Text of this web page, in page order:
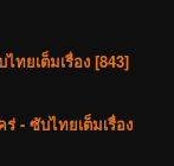
ทยเต็มเรื่อง [843]
- ซับไทยเต็มเรื่อง